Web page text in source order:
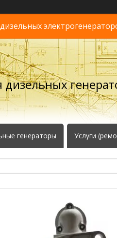
дизельных
генераторы Услуги